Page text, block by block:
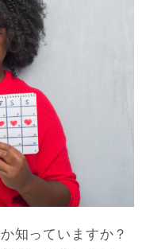
知っていますか？